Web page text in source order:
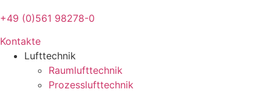
+49 (0)561 98278-0
Kontakte
Lufttechnik
Raumlufttechnik
Prozesslufttechnik